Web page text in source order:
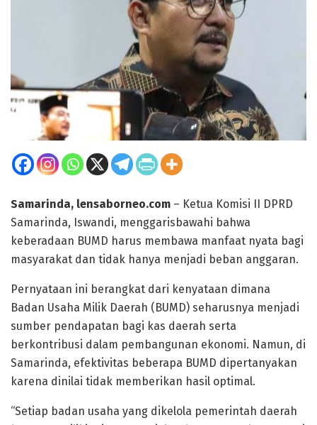
Samarinda, lensaborneo.com – Ketua Komisi II DPRD
Samarinda, Iswandi, menggarisbawahi bahwa
keberadaan BUMD harus membawa manfaat nyata bagi
masyarakat dan tidak hanya menjadi beban anggaran.
Pernyataan ini berangkat dari kenyataan dimana
Badan Usaha Milik Daerah (BUMD) seharusnya menjadi
sumber pendapatan bagi kas daerah serta
berkontribusi dalam pembangunan ekonomi. Namun, di
Samarinda, efektivitas beberapa BUMD dipertanyakan
karena dinilai tidak memberikan hasil optimal.
“Setiap badan usaha yang dikelola pemerintah daerah